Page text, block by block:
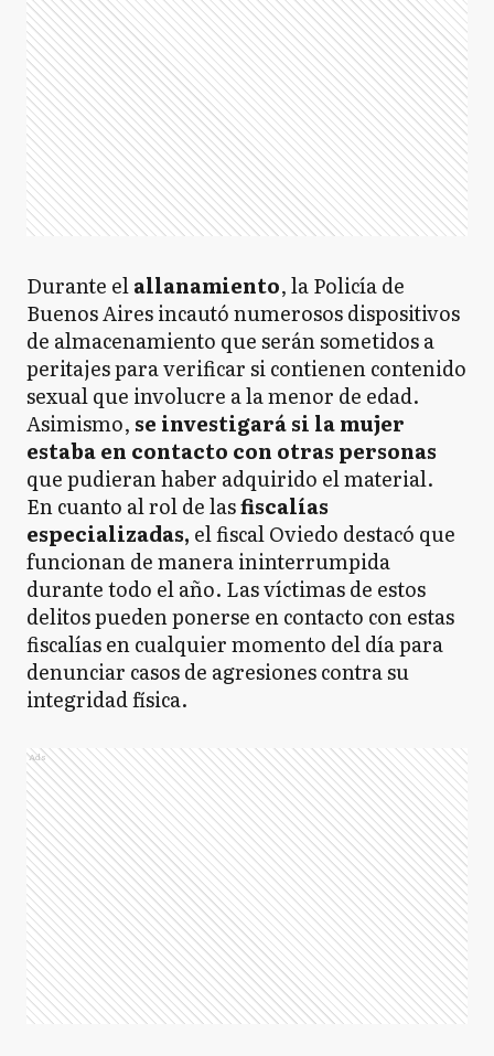
Durante elallanamiento, la Policía de
Buenos Aires incautó numerosos dispositivos
de almacenamiento que serán sometidos a
peritajes para verificar si contienen contenido
sexual que involucre a la menor de edad.
Asimismo, se investigará si la mujer
estaba en contacto con otras personas
que pudieran haber adquirido el material.
En cuanto al rol de lasfiscalías
especializadas, el fiscal Oviedo destacó que
funcionan de manera ininterrumpida
durante todo el año. Las víctimas de estos
delitos pueden ponerse en contacto con estas
fiscalías en cualquier momento del día para
denunciar casos de agresiones contra su
integridad física.
Ads